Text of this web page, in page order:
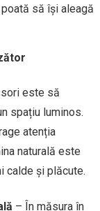
să își aleagă
este să
spațiu luminos.
atenția
naturală este
calde și plăcute.
– În măsura în